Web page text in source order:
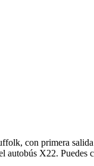
con primera
autobús X22.